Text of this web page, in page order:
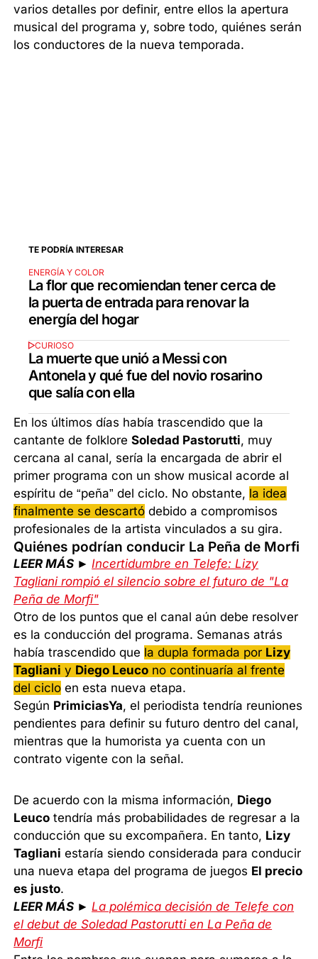
varios detalles por definir, entre ellos la apertura
musical del programa y, sobre todo, quiénes serán
los conductores de la nueva temporada.
TE PODRÍA INTERESAR
ENERGÍA Y COLOR
La flor que recomiendan tener cerca de
la puerta de entrada para renovar la
energía del hogar
CURIOSO
La muerte que unió a Messi con
Antonela y qué fue del novio rosarino
que salía con ella
En los últimos días había trascendido que la
cantante de folkloreSoledad Pastorutti, muy
cercana al canal, sería la encargada de abrir el
primer programa con un show musical acorde al
espíritu de “peña” del ciclo. No obstante, la idea
finalmente se descartó debido a compromisos
profesionales de la artista vinculados a su gira.
Quiénes podrían conducir La Peña de Morfi
LEER MÁS ►Incertidumbre en Telefe: Lizy
Tagliani rompió el silencio sobre el futuro de "La
Peña de Morfi"
Otro de los puntos que el canal aún debe resolver
es la conducción del programa. Semanas atrás
había trascendido que la dupla formada por Lizy
Tagliani y Diego Leuco no continuaría al frente
del ciclo en esta nueva etapa.
Según PrimiciasYa, el periodista tendría reuniones
pendientes para definir su futuro dentro del canal,
mientras que la humorista ya cuenta con un
contrato vigente con la señal.
De acuerdo con la misma información, Diego
Leuco tendría más probabilidades de regresar a la
conducción que su excompañera. En tanto, Lizy
Tagliani estaría siendo considerada para conducir
una nueva etapa del programa de juegos El precio
es justo.
LEER MÁS ►La polémica decisión de Telefe con
el debut de Soledad Pastorutti en La Peña de
Morfi